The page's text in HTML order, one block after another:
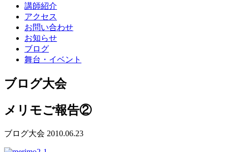
講師紹介
アクセス
お問い合わせ
お知らせ
ブログ
舞台・イベント
ブログ大会
メリモご報告②
ブログ大会 2010.06.23